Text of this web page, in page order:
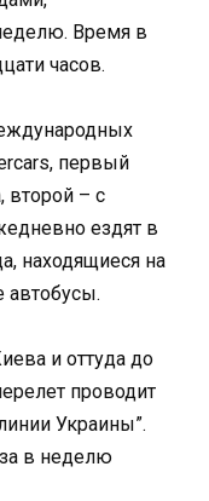
Время в
часов.
первый
второй – с
ездят в
находящиеся на
автобусы.
и оттуда до
проводит
Украины”.
в неделю